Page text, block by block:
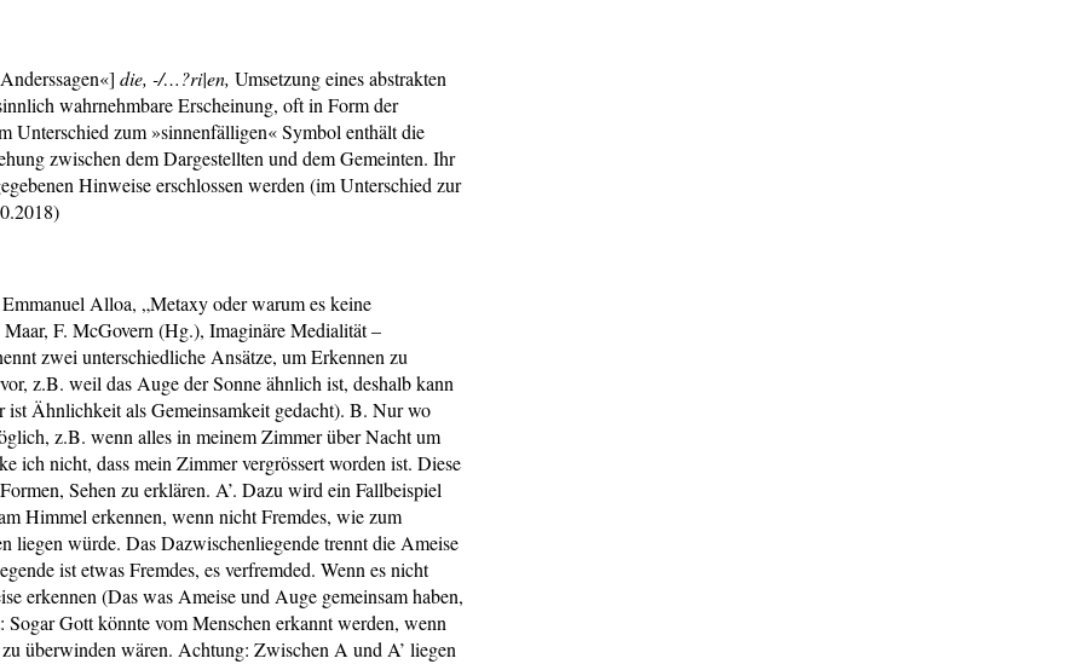
die, -/…?ri|en, Umsetzung eines abstrakten
wahrnehmbare Erscheinung, oft in Form der
Unterschied zum »sinnenfälligen« Symbol enthält die
zwischen dem Dargestellten und dem Gemeinten. Ihr
Hinweise erschlossen werden (im Unterschied zur
Alloa, „Metaxy oder warum es keine
F. McGovern (Hg.), Imaginäre Medialität –
zwei unterschiedliche Ansätze, um Erkennen zu
z.B. weil das Auge der Sonne ähnlich ist, deshalb kann
ist Ähnlichkeit als Gemeinsamkeit gedacht). B. Nur wo
z.B. wenn alles in meinem Zimmer über Nacht um
ich nicht, dass mein Zimmer vergrössert worden ist. Diese
Sehen zu erklären. A’. Dazu wird ein Fallbeispiel
Himmel erkennen, wenn nicht Fremdes, wie zum
liegen würde. Das Dazwischenliegende trennt die Ameise
ist etwas Fremdes, es verfremded. Wenn es nicht
erkennen (Das was Ameise und Auge gemeinsam haben,
Gott könnte vom Menschen erkannt werden, wenn
überwinden wären. Achtung: Zwischen A und A’ liegen